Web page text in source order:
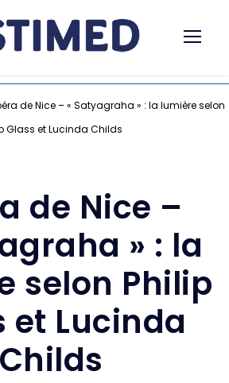
de Nice – « Satyagraha » : la lumière selon
Glass et Lucinda Childs
de Nice –
» : la
selon Philip
et Lucinda
Childs